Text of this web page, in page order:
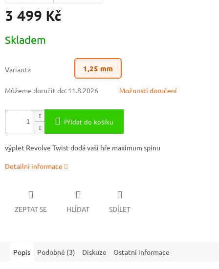
3 499 Kč
cena:
Skladem
Varianta 1,25 mm
Můžeme doručit do: 11.8.2026 Možnosti doručení
Přidat do košíku
výplet Revolve Twist dodá vaší hře maximum spinu
Detailní informace
ZEPTAT SE HLÍDAT SDÍLET
Popis Podobné (3) Diskuze Ostatní informace